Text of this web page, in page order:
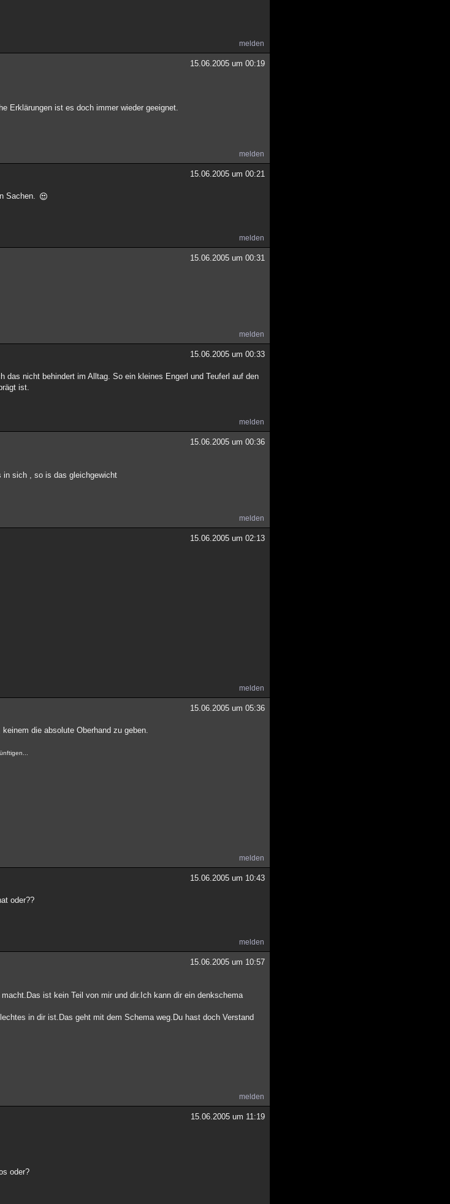
melden
15.06.2005 um 00:19
Erklärungen ist es doch immer wieder geeignet.
melden
15.06.2005 um 00:21
Sachen.
melden
15.06.2005 um 00:31
melden
15.06.2005 um 00:33
das nicht behindert im Alltag. So ein kleines Engerl und Teuferl auf den
ist.
melden
15.06.2005 um 00:36
in sich , so is das gleichgewicht
melden
15.06.2005 um 02:13
melden
15.06.2005 um 05:36
die absolute Oberhand zu geben.
melden
15.06.2005 um 10:43
oder??
melden
15.06.2005 um 10:57
ist kein Teil von mir und dir.Ich kann dir ein denkschema
in dir ist.Das geht mit dem Schema weg.Du hast doch Verstand
melden
15.06.2005 um 11:19
oder?